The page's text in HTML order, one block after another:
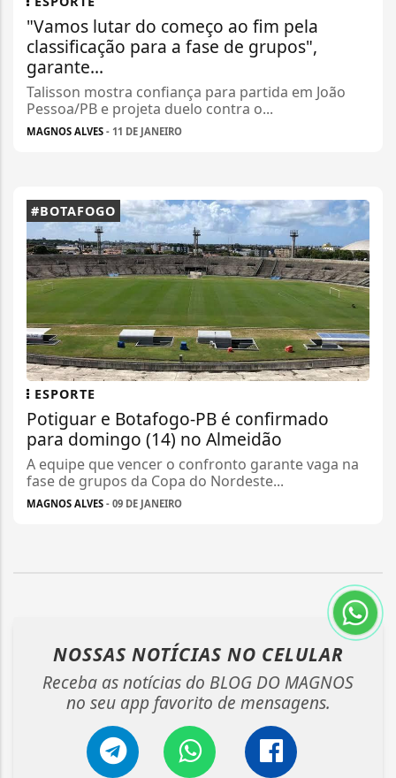
"Vamos lutar do começo ao fim pela
classificação para a fase de grupos",
garante...
Talisson mostra confiança para partida em João
Pessoa/PB e projeta duelo contra o...
MAGNOS ALVES - 11 DE JANEIRO
#BOTAFOGO
ESPORTE
Potiguar e Botafogo-PB é confirmado
para domingo (14) no Almeidão
A equipe que vencer o confronto garante vaga na
fase de grupos da Copa do Nordeste...
MAGNOS ALVES - 09 DE JANEIRO
NOSSAS NOTÍCIAS NO CELULAR
Receba as notícias do BLOG DO MAGNOS
no seu app favorito de mensagens.